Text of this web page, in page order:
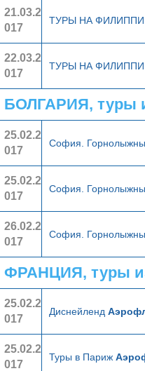
21.03.2
017
ТУРЫ НА
22.03.2
017
ТУРЫ НА
БОЛГАРИЯ, туры
25.02.2
017
София.
25.02.2
017
София.
26.02.2
017
София.
ФРАНЦИЯ, туры
25.02.2
017
Диснейленд
25.02.2
017
Туры в Париж